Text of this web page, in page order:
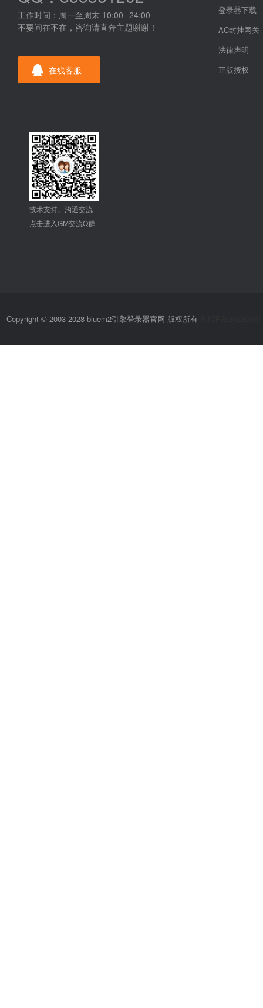
工作时间：周一至周末 10:00--24:00
不要问在不在，咨询请直奔主题谢谢！
在线客服
登录器下载
AC封挂网关
法律声明
正版授权
技术支持、沟通交流
点击进入GM交流Q群
Copyright © 2003-2028 bluem2引擎登录器官网 版权所有